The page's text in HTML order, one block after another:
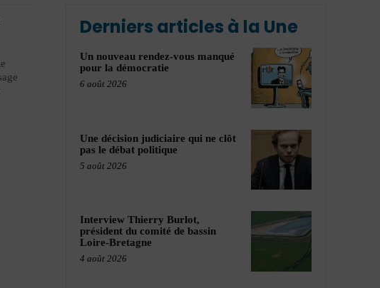
Derniers articles à la Une
Un nouveau rendez-vous manqué
pour la démocratie
6 août 2026
Une décision judiciaire qui ne clôt
pas le débat politique
5 août 2026
Interview Thierry Burlot,
président du comité de bassin
Loire-Bretagne
4 août 2026